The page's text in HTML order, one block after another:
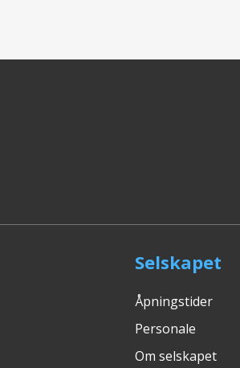
Selskapet
Åpningstider
Personale
Om selskapet